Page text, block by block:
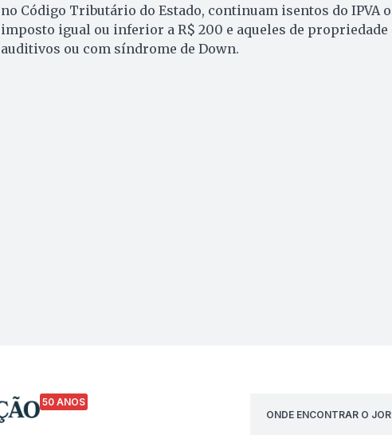
no Código Tributário do Estado, continuam isentos do IPVA
imposto igual ou inferior a R$ 200 e aqueles de propriedade
auditivos ou com síndrome de Down.
50 ANOS
ONDE ENCONTRAR O